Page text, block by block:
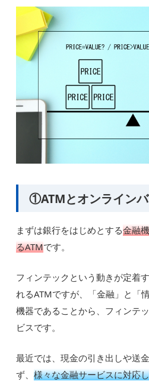
①ATMとオンライン
まずは銀行をはじめとする金融
るATMです。
フィンテックという動きが定着
れるATMですが、「金融」と「
機器であることから、フィンテ
ビスです。
最近では、現金の引き出しや送
ず、様々な金融サービスに対応